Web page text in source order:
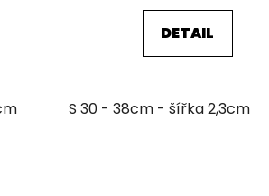
DETAIL
S 30 - 38cm - šířka 2,3cm